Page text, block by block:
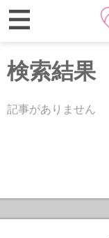
検索結果
記事がありません